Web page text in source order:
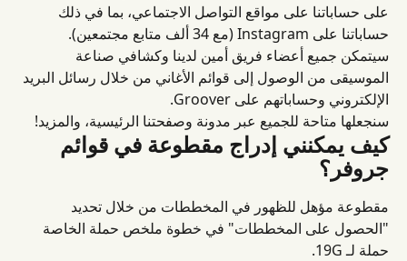
على حساباتنا على مواقع التواصل الاجتماعي، بما في ذلك
حساباتنا على Instagram (مع 34 ألف متابع مجتمعين).
سيتمكن جميع أعضاء فريق أمين لدينا وكشافي صناعة
الموسيقى من الوصول إلى قوائم الأغاني من خلال رسائل البريد
الإلكتروني وحساباتهم على Groover.
سنجعلها متاحة للجميع عبر مدونة وصفحتنا الرئيسية، والمزيد!
كيف يمكنني إدراج مقطوعة في قوائم
جروفر؟
مقطوعة مؤهل للظهور في المخططات من خلال تحديد
"الحصول على المخططات" في خطوة ملخص حملة الخاصة
حملة لـ 19G.